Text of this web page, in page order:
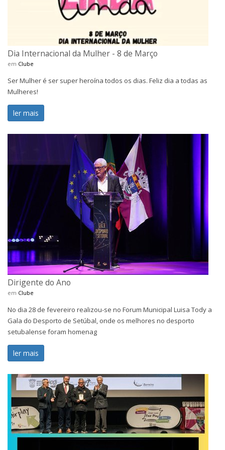
Dia Internacional da Mulher - 8 de Março
em Clube
Ser Mulher é ser super heroína todos os dias. Feliz dia a todas as
Mulheres!
ler mais
Dirigente do Ano
em Clube
No dia 28 de fevereiro realizou-se no Forum Municipal Luisa Tody a
Gala do Desporto de Setúbal, onde os melhores no desporto
setubalense foram homenag
ler mais